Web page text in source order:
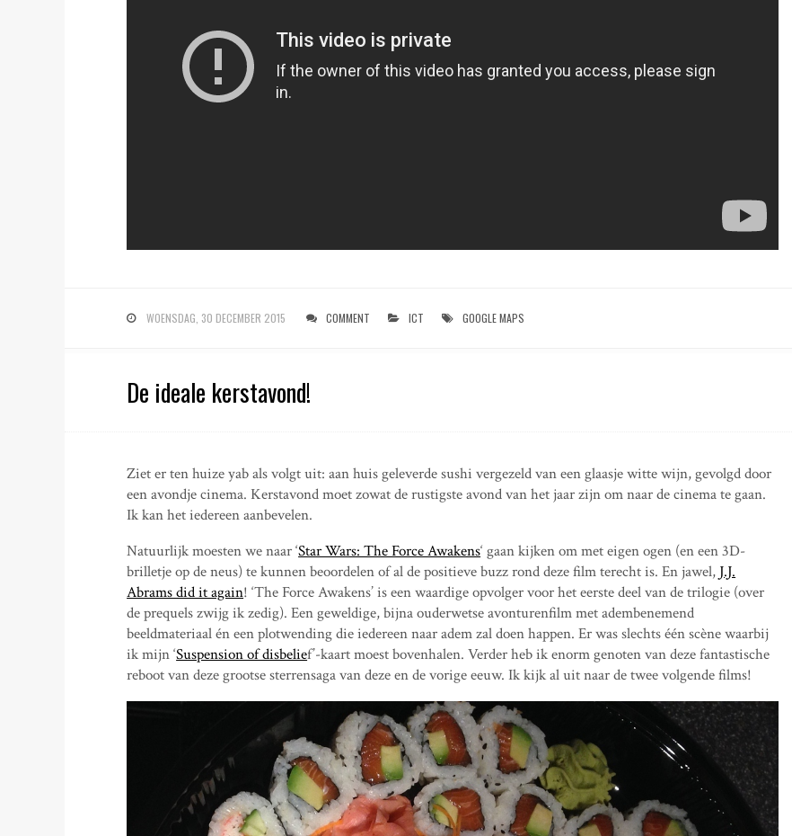
WOENSDAG, 30 DECEMBER 2015 COMMENT ICT GOOGLE MAPS
De ideale kerstavond!
Ziet er ten huize yab als volgt uit: aan huis geleverde sushi vergezeld van een glaasje witte wijn, gevolgd door
een avondje cinema. Kerstavond moet zowat de rustigste avond van het jaar zijn om naar de cinema te gaan.
Ik kan het iedereen aanbevelen.
Natuurlijk moesten we naar ‘Star Wars: The Force Awakens‘ gaan kijken om met eigen ogen (en een 3D-
brilletje op de neus) te kunnen beoordelen of al de positieve buzz rond deze film terecht is. En jawel, J.J.
Abrams did it again! ‘The Force Awakens’ is een waardige opvolger voor het eerste deel van de trilogie (over
de prequels zwijg ik zedig). Een geweldige, bijna ouderwetse avonturenfilm met adembenemend
beeldmateriaal én een plotwending die iedereen naar adem zal doen happen. Er was slechts één scène waarbij
ik mijn ‘Suspension of disbelief’-kaart moest bovenhalen. Verder heb ik enorm genoten van deze fantastische
reboot van deze grootse sterrensaga van deze en de vorige eeuw. Ik kijk al uit naar de twee volgende films!